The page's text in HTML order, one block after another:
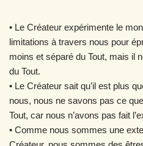
• Le Créateur expérimente le
limitations à travers nous pour
moins et séparé du Tout, mais il
du Tout.
• Le Créateur sait qu’il est plus
nous, nous ne savons pas ce
Tout, car nous n’avons pas fait
• Comme nous sommes une